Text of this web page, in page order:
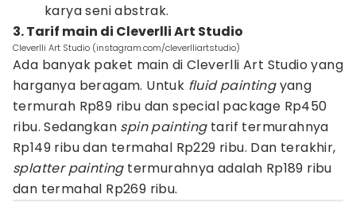
karya seni abstrak.
3. Tarif main di Cleverlli Art Studio
Cleverlli Art Studio (instagram.com/cleverlliartstudio)
Ada banyak paket main di Cleverlli Art Studio yang
harganya beragam. Untuk fluid paintingyang
termurah Rp89 ribu dan special package Rp450
ribu. Sedangkan spin paintingtarif termurahnya
Rp149 ribu dan termahal Rp229 ribu. Dan terakhir,
splatter paintingtermurahnya adalah Rp189 ribu
dan termahal Rp269 ribu.